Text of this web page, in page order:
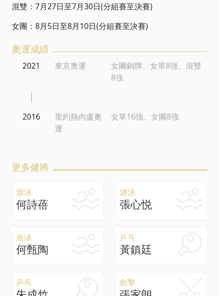
混雙：7月27日至7月30日(分組賽至決賽)
女團：8月5日至8月10日(分組賽至決賽)
奧運成績
2021 東京奧運
女團銅牌、女單8強、混雙
8強
2016
里約熱內盧奧
運
女單16強、女團8強
更多健將
游泳
何詩蓓
游泳
張心悦
游泳
何甄陶
乒乓
黃鎮廷
乒乓 劍擊